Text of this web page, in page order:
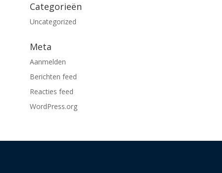
Categorieën
Uncategorized
Meta
Aanmelden
Berichten feed
Reacties feed
WordPress.org